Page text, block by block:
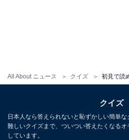
All About ニュース クイズ
・
クイズ
日本人なら答えられないと恥ずかしい簡単
難しいクイズまで、ついつい答えたくなる
しています。